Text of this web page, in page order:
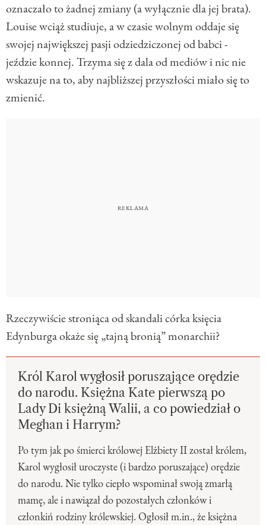
oznaczało to żadnej zmiany (a wyłącznie dla jej brata).
Louise wciąż studiuje, a w czasie wolnym oddaje się
swojej największej pasji odziedziczonej od babci -
jeździe konnej. Trzyma się z dala od mediów i nic nie
wskazuje na to, aby najbliższej przyszłości miało się to
zmienić.
Rzeczywiście stroniąca od skandali córka księcia
Edynburga okaże się „tajną bronią” monarchii?
Król Karol wygłosił poruszające orędzie
do narodu. Księżna Kate pierwszą po
Lady Di księżną Walii, a co powiedział o
Meghan i Harrym?
Po tym jak po śmierci królowej Elżbiety II został królem,
Karol wygłosił uroczyste (i bardzo poruszające) orędzie
do narodu. Nie tylko ciepło wspominał swoją zmarłą
mamę, ale i nawiązał do pozostałych członków i
członkiń rodziny królewskiej. Ogłosił m.in., że księżna